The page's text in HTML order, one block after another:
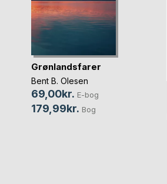
Grønlandsfarer
Bent B. Olesen
69,00kr. E-bog
179,99kr. Bog